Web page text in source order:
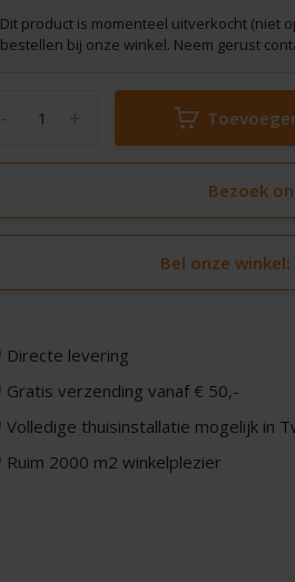
Dit product is momenteel uitverkocht (niet
bestellen bij onze winkel. Neem gerust
Bezoek
Bel onze
Directe levering
Gratis verzending vanaf € 50,-
Volledige thuisinstallatie mogelijk in
Ruim 2000 m2 winkelplezier